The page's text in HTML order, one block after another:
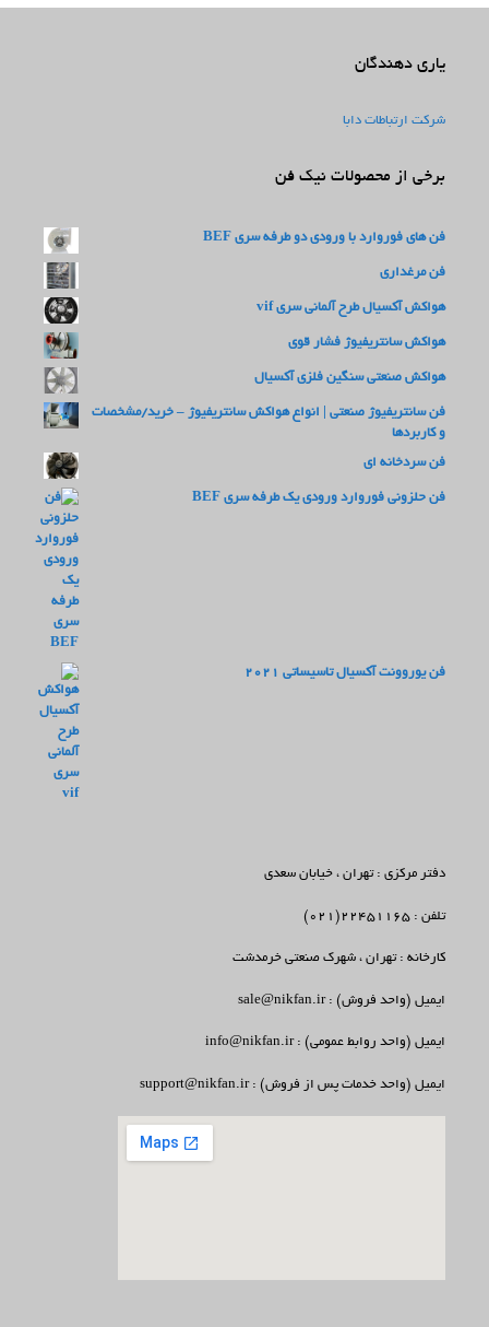
یاری دهندگان
شرکت ارتباطات دابا
برخی از محصولات نیک فن
فن های فوروارد با ورودی دو طرفه سری BEF
فن مرغداری
هواکش آکسیال طرح آلمانی سری vif
هواکش سانتریفیوژ فشار قوی
هواکش صنعتی سنگین فلزی آکسیال
فن سانتریفیوژ صنعتی | انواع هواکش سانتریفیوژ – خرید/مشخصات
و کاربردها
فن سردخانه ای
فن حلزونی فوروارد ورودی یک طرفه سری BEF
فن یوروونت آکسیال تاسیساتی 2021
دفتر مرکزی : تهران ، خیابان سعدی
تلفن : 22451165(021)
کارخانه : تهران ، شهرک صنعتی خرمدشت
ایمیل (واحد فروش) : sale@nikfan.ir
ایمیل (واحد روابط عمومی) : info@nikfan.ir
ایمیل (واحد خدمات پس از فروش) : support@nikfan.ir